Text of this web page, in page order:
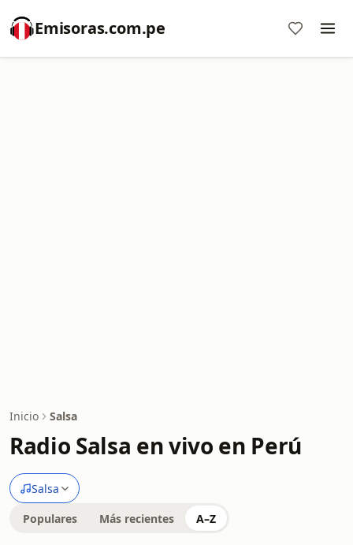
Emisoras.com.pe
Inicio Salsa
Radio Salsa en vivo en Perú
Salsa
Populares Más recientes A–Z